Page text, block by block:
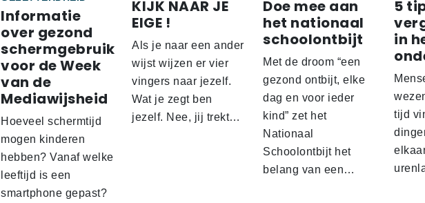
Informatie
over gezond
schermgebruik
voor de Week
van de
Mediawijsheid
Hoeveel schermtijd
mogen kinderen
hebben? Vanaf welke
leeftijd is een
smartphone gepast?
KIJK NAAR JE
EIGE !
Als je naar een ander
wijst wijzen er vier
vingers naar jezelf.
Wat je zegt ben
jezelf. Nee, jij trekt…
Doe mee aan
het nationaal
schoolontbijt
Met de droom “een
gezond ontbijt, elke
dag en voor ieder
kind” zet het
Nationaal
Schoolontbijt het
belang van een…
5
in
tijd